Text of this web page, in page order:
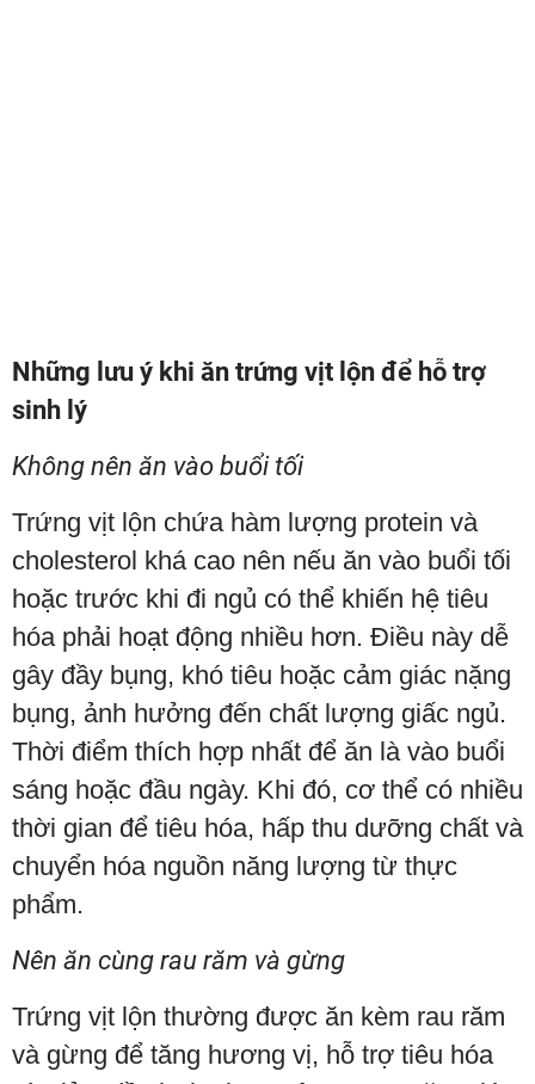
Những lưu ý khi ăn trứng vịt lộn để hỗ trợ
sinh lý
Không nên ăn vào buổi tối
Trứng vịt lộn chứa hàm lượng protein và
cholesterol khá cao nên nếu ăn vào buổi tối
hoặc trước khi đi ngủ có thể khiến hệ tiêu
hóa phải hoạt động nhiều hơn. Điều này dễ
gây đầy bụng, khó tiêu hoặc cảm giác nặng
bụng, ảnh hưởng đến chất lượng giấc ngủ.
Thời điểm thích hợp nhất để ăn là vào buổi
sáng hoặc đầu ngày. Khi đó, cơ thể có nhiều
thời gian để tiêu hóa, hấp thu dưỡng chất và
chuyển hóa nguồn năng lượng từ thực
phẩm.
Nên ăn cùng rau răm và gừng
Trứng vịt lộn thường được ăn kèm rau răm
và gừng để tăng hương vị, hỗ trợ tiêu hóa